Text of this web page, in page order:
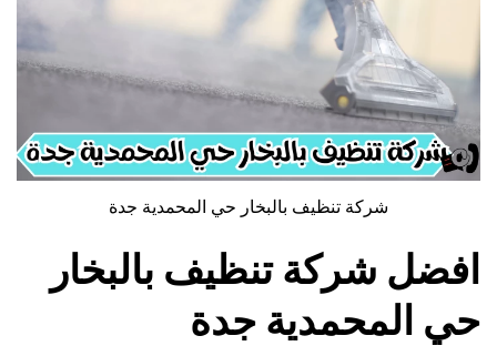
شركة تنظيف بالبخار حي المحمدية جدة
افضل شركة تنظيف بالبخار
حي المحمدية جدة